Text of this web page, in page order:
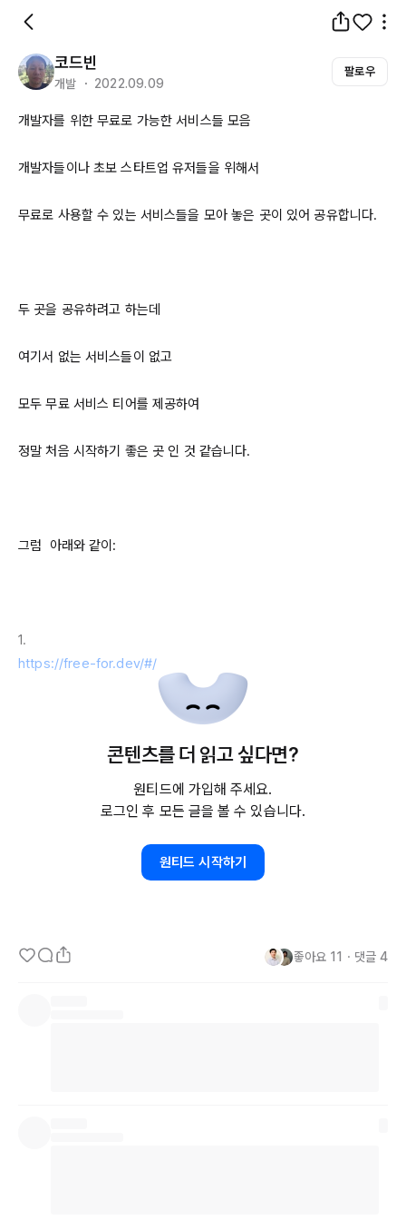
코드빈
개발 ・ 2022.09.09
팔로우
개발자를 위한 무료로 가능한 서비스들 모음
개발자들이나 초보 스타트업 유저들을 위해서
무료로 사용할 수 있는 서비스들을 모아 놓은 곳이 있어 공유합니다.
두 곳을 공유하려고 하는데
여기서 없는 서비스들이 없고
모두 무료 서비스 티어를 제공하여
정말 처음 시작하기 좋은 곳 인 것 같습니다.
그럼  아래와 같이:
https://free-for.dev/#/
https://github.com/255kb/stack-on-a-budget
위 두 곳을 살펴보시면 말 그대로
콘텐츠를 더 읽고 싶다면?
원티드에 가입해 주세요.
로그인 후 모든 글을 볼 수 있습니다.
원티드 시작하기
좋아요 11 ・ 댓글 4